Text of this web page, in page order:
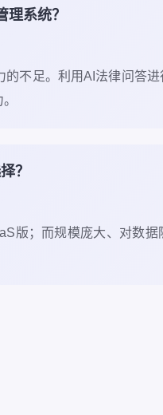
系统？
不足。利用AI法律问答
？
版；而规模庞大、对数